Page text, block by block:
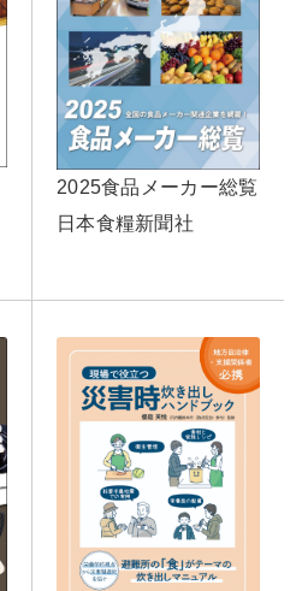
2025食品メーカー総覧
日本食糧新聞社